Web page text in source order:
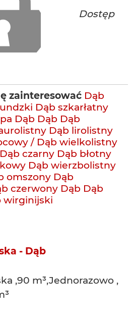
Dostęp
zainteresować Dąb
Dąb szkarłatny
Dąb Dąb Dąb
Dąb lirolistny
/ Dąb wielkolistny
Dąb czarny Dąb błotny
Dąb wierzbolistny
omszony Dąb
czerwony Dąb Dąb
wirginijski
- Dąb
,90 m³,Jednorazowo ,